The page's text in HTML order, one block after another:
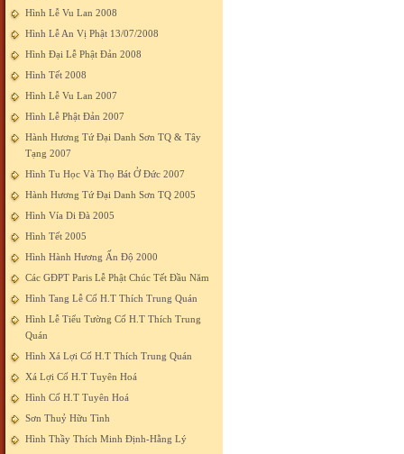
Hình Lễ Vu Lan 2008
Hình Lễ An Vị Phật 13/07/2008
Hình Đại Lễ Phật Đản 2008
Hình Tết 2008
Hình Lễ Vu Lan 2007
Hình Lễ Phật Đản 2007
Hành Hương Tứ Đại Danh Sơn TQ & Tây
Tạng 2007
Hình Tu Học Và Thọ Bát Ở Đức 2007
Hành Hương Tứ Đại Danh Sơn TQ 2005
Hình Vía Di Đà 2005
Hình Tết 2005
Hình Hành Hương Ấn Độ 2000
Các GĐPT Paris Lễ Phật Chúc Tết Đầu Năm
Hình Tang Lễ Cố H.T Thích Trung Quán
Hình Lễ Tiểu Tường Cố H.T Thích Trung
Quán
Hình Xá Lợi Cố H.T Thích Trung Quán
Xá Lợi Cố H.T Tuyên Hoá
Hình Cố H.T Tuyên Hoá
Sơn Thuỷ Hữu Tình
Hình Thầy Thích Minh Định-Hằng Lý